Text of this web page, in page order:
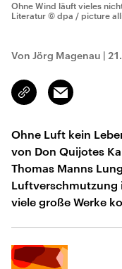
Ohne Wind läuft vieles
Literatur © dpa / picture
Von Jörg Magenau |
Link
kopieren/teilen
Email
Ohne Luft kein
von Don Quijotes
Thomas Manns
Luftverschmutzung
viele große Werke